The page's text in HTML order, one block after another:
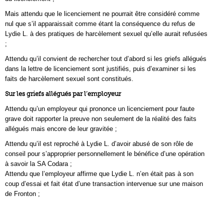
Mais attendu que le licenciement ne pourrait être considéré comme
nul que s’il apparaissait comme étant la conséquence du refus de
Lydie L. à des pratiques de harcèlement sexuel qu’elle aurait refusées
;
Attendu qu’il convient de rechercher tout d’abord si les griefs allégués
dans la lettre de licenciement sont justifiés, puis d’examiner si les
faits de harcèlement sexuel sont constitués.
Sur les griefs allégués par l’employeur
Attendu qu’un employeur qui prononce un licenciement pour faute
grave doit rapporter la preuve non seulement de la réalité des faits
allégués mais encore de leur gravitée ;
Attendu qu’il est reproché à Lydie L. d’avoir abusé de son rôle de
conseil pour s’approprier personnellement le bénéfice d’une opération
à savoir la SA Codara ;
Attendu que l’employeur affirme que Lydie L. n’en était pas à son
coup d’essai et fait état d’une transaction intervenue sur une maison
de Fronton ;